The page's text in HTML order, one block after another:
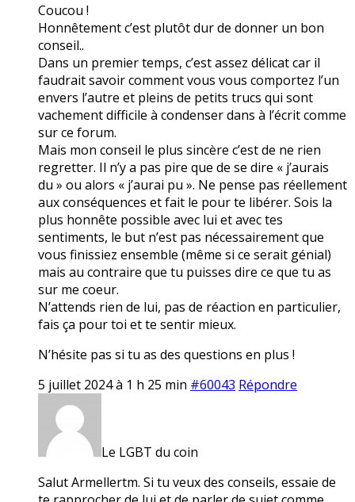
Coucou !
Honnêtement c’est plutôt dur de donner un bon
conseil..
Dans un premier temps, c’est assez délicat car il
faudrait savoir comment vous vous comportez l’un
envers l’autre et pleins de petits trucs qui sont
vachement difficile à condenser dans à l’écrit comme
sur ce forum.
Mais mon conseil le plus sincère c’est de ne rien
regretter. Il n’y a pas pire que de se dire « j’aurais
du » ou alors « j’aurai pu ». Ne pense pas réellement
aux conséquences et fait le pour te libérer. Sois la
plus honnête possible avec lui et avec tes
sentiments, le but n’est pas nécessairement que
vous finissiez ensemble (même si ce serait génial)
mais au contraire que tu puisses dire ce que tu as
sur me coeur.
N’attends rien de lui, pas de réaction en particulier,
fais ça pour toi et te sentir mieux.
N’hésite pas si tu as des questions en plus !
5 juillet 2024 à 1 h 25 min #60043 Répondre
Le LGBT du coin
Salut Armellertm. Si tu veux des conseils, essaie de